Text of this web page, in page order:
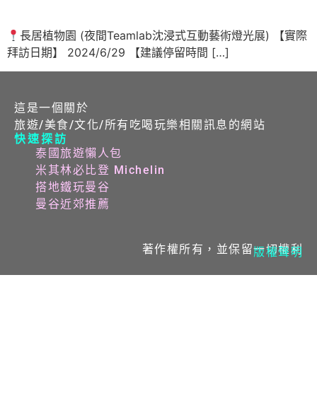
長居植物園 (夜間Teamlab沈浸式互動藝術燈光展) 【實際
拜訪日期】 2024/6/29 【建議停留時間 […]
這是一個關於
旅遊/美食/文化/所有吃喝玩樂相關訊息的網站
快速探訪
泰國旅遊懶人包
米其林必比登 Michelin
搭地鐵玩曼谷
曼谷近郊推薦
著作權所有，並保留一切權利
版權聲明